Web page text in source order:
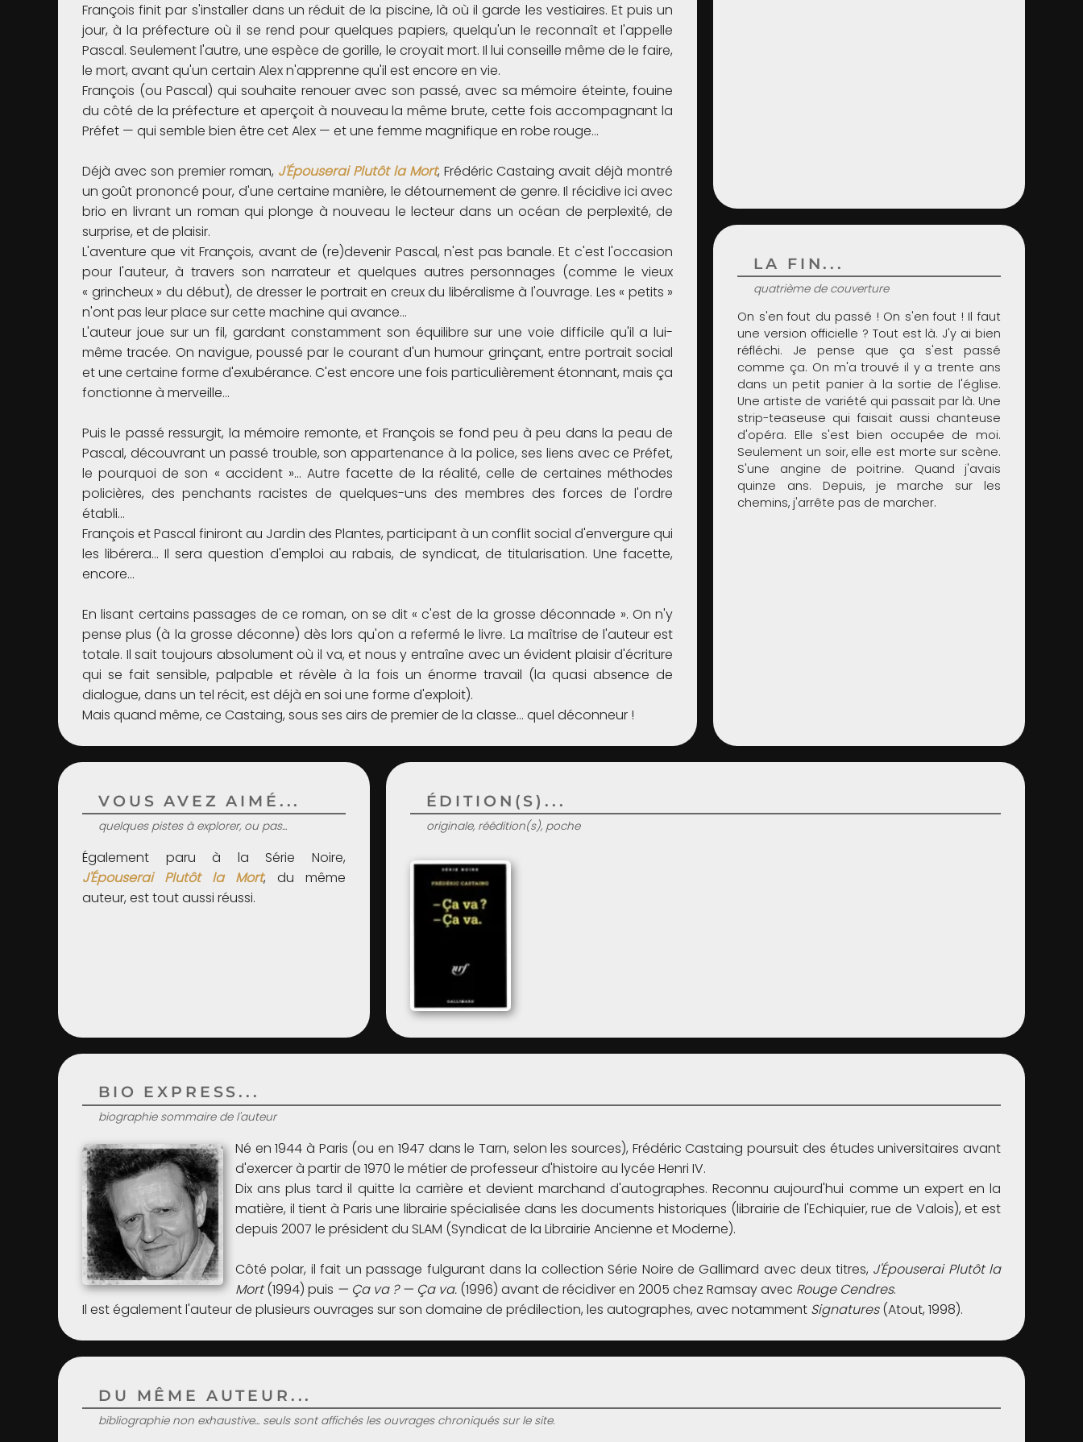
François finit par s'installer dans un réduit de la piscine, là où il garde les vestiaires. Et puis un
jour, à la préfecture où il se rend pour quelques papiers, quelqu'un le reconnaît et l'appelle
Pascal. Seulement l'autre, une espèce de gorille, le croyait mort. Il lui conseille même de le faire,
le mort, avant qu'un certain Alex n'apprenne qu'il est encore en vie.
François (ou Pascal) qui souhaite renouer avec son passé, avec sa mémoire éteinte, fouine
du côté de la préfecture et aperçoit à nouveau la même brute, cette fois accompagnant la
Préfet — qui semble bien être cet Alex — et une femme magnifique en robe rouge…
Déjà avec son premier roman, J'Épouserai Plutôt la Mort, Frédéric Castaing avait déjà montré
un goût prononcé pour, d'une certaine manière, le détournement de genre. Il récidive ici avec
brio en livrant un roman qui plonge à nouveau le lecteur dans un océan de perplexité, de
surprise, et de plaisir.
L'aventure que vit François, avant de (re)devenir Pascal, n'est pas banale. Et c'est l'occasion
pour l'auteur, à travers son narrateur et quelques autres personnages (comme le vieux
« grincheux » du début), de dresser le portrait en creux du libéralisme à l'ouvrage. Les « petits »
n'ont pas leur place sur cette machine qui avance…
L'auteur joue sur un fil, gardant constamment son équilibre sur une voie difficile qu'il a lui-
même tracée. On navigue, poussé par le courant d'un humour grinçant, entre portrait social
et une certaine forme d'exubérance. C'est encore une fois particulièrement étonnant, mais ça
fonctionne à merveille…
Puis le passé ressurgit, la mémoire remonte, et François se fond peu à peu dans la peau de
Pascal, découvrant un passé trouble, son appartenance à la police, ses liens avec ce Préfet,
le pourquoi de son « accident »… Autre facette de la réalité, celle de certaines méthodes
policières, des penchants racistes de quelques-uns des membres des forces de l'ordre
établi…
François et Pascal finiront au Jardin des Plantes, participant à un conflit social d'envergure qui
les libérera… Il sera question d'emploi au rabais, de syndicat, de titularisation. Une facette,
encore…
En lisant certains passages de ce roman, on se dit « c'est de la grosse déconnade ». On n'y
pense plus (à la grosse déconne) dès lors qu'on a refermé le livre. La maîtrise de l'auteur est
totale. Il sait toujours absolument où il va, et nous y entraîne avec un évident plaisir d'écriture
qui se fait sensible, palpable et révèle à la fois un énorme travail (la quasi absence de
dialogue, dans un tel récit, est déjà en soi une forme d'exploit).
Mais quand même, ce Castaing, sous ses airs de premier de la classe… quel déconneur !
VOUS AVEZ AIMÉ...
quelques pistes à explorer, ou pas...
Également paru à la Série Noire,
J'Épouserai Plutôt la Mort, du même
auteur, est tout aussi réussi.
LA FIN...
quatrième de couverture
On s'en fout du passé ! On s'en fout ! Il faut
une version officielle ? Tout est là. J'y ai bien
réfléchi. Je pense que ça s'est passé
comme ça. On m'a trouvé il y a trente ans
dans un petit panier à la sortie de l'église.
Une artiste de variété qui passait par là. Une
strip-teaseuse qui faisait aussi chanteuse
d'opéra. Elle s'est bien occupée de moi.
Seulement un soir, elle est morte sur scène.
S'une angine de poitrine. Quand j'avais
quinze ans. Depuis, je marche sur les
chemins, j'arrête pas de marcher.
BIO EXPRESS...
biographie sommaire de l'auteur
Né en 1944 à Paris (ou en 1947 dans le Tarn, selon les sources), Frédéric Castaing poursuit des études universitaires avant
d'exercer à partir de 1970 le métier de professeur d'histoire au lycée Henri IV.
Dix ans plus tard il quitte la carrière et devient marchand d'autographes. Reconnu aujourd'hui comme un expert en la
matière, il tient à Paris une librairie spécialisée dans les documents historiques (librairie de l'Echiquier, rue de Valois), et est
depuis 2007 le président du SLAM (Syndicat de la Librairie Ancienne et Moderne).
Côté polar, il fait un passage fulgurant dans la collection Série Noire de Gallimard avec deux titres, J'Épouserai Plutôt la
Mort(1994) puis — Ça va ? — Ça va. (1996) avant de récidiver en 2005 chez Ramsay avec Rouge Cendres.
Il est également l'auteur de plusieurs ouvrages sur son domaine de prédilection, les autographes, avec notamment Signatures(Atout, 1998).
ÉDITION(S)...
originale, réédition(s), poche
DU MÊME AUTEUR...
bibliographie non exhaustive... seuls sont affichés les ouvrages chroniqués sur le site.